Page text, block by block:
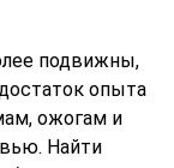
подвижны,
опыта
ожогам и
Найти